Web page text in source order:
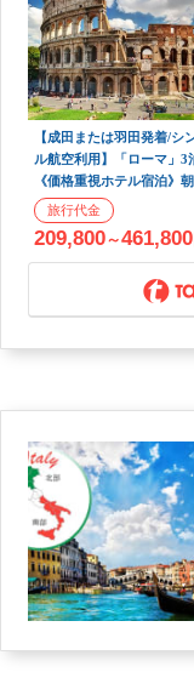
【成田または羽田発着/シ
ル航空利用】「ローマ」3
《価格重視ホテル宿泊》
フリープラン
田)、東京
(羽田)発
209,800～461,800